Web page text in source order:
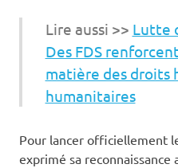
Lire aussi >> Lutte
Des FDS
matière des droits
humanitaires
Pour lancer officiellement
exprimé sa